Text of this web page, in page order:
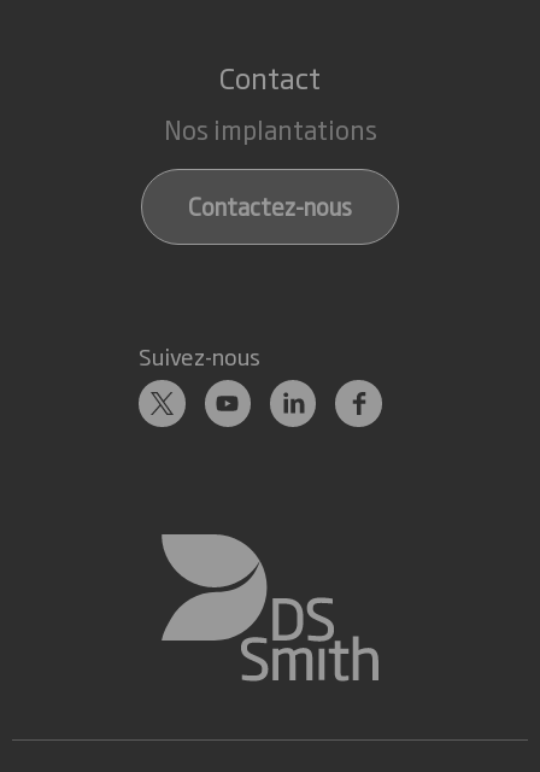
Contact
Nos implantations
Contactez-nous
Suivez-nous